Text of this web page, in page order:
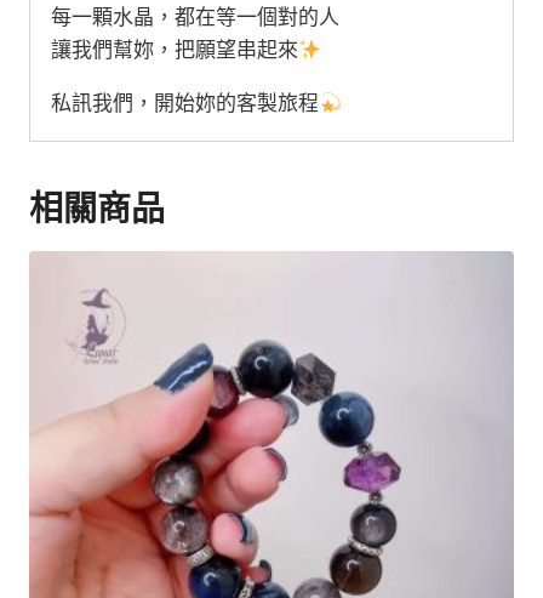
每一顆水晶，都在等一個對的人
讓我們幫妳，把願望串起來
私訊我們，開始妳的客製旅程
相關商品